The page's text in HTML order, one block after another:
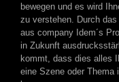
bewegen und es wird
zu verstehen. Durch
aus company Idem´s
in Zukunft
kommt, dass dies alles
eine Szene oder Thema